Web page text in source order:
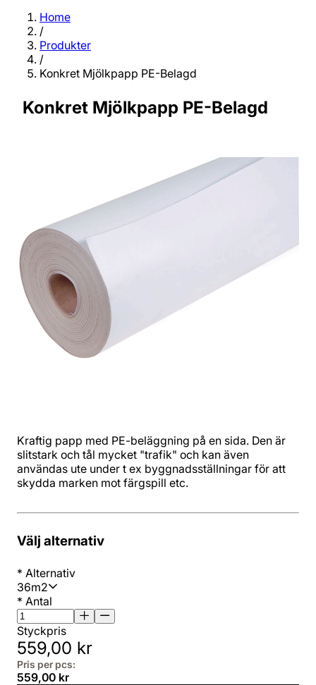
Home
/
Produkter
/
Konkret Mjölkpapp PE-Belagd
Konkret Mjölkpapp PE-Belagd
Kraftig papp med PE-beläggning på en sida. Den är
slitstark och tål mycket "trafik" och kan även
användas ute under t ex byggnadsställningar för att
skydda marken mot färgspill etc.
Välj alternativ
* Alternativ
36m2
* Antal
Styckpris
559,00 kr
Pris per pcs:
559,00 kr